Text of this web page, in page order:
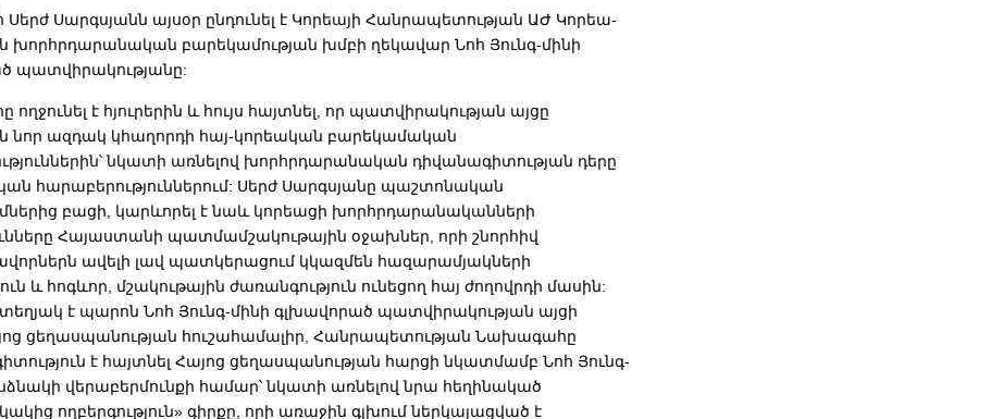
Սարգսյանն այսօր ընդունել է Կորեայի Հանրապետության ԱԺ Կորեա-
խորհրդարանական բարեկամության խմբի ղեկավար Նոհ Յունգ-մինի
պատվիրակությանը:
է հյուրերին և հույս հայտնել, որ պատվիրակության այցը
նոր ազդակ կհաղորդի հայ-կորեական բարեկամական
նկատի առնելով խորհրդարանական դիվանագիտության դերը
հարաբերություններում: Սերժ Սարգսյանը պաշտոնական
բացի, կարևորել է նաև կորեացի խորհրդարանականների
Հայաստանի պատմամշակութային օջախներ, որի շնորհիվ
ավելի լավ պատկերացում կկազմեն հազարամյակների
և հոգևոր, մշակութային ժառանգություն ունեցող հայ ժողովրդի մասին:
տեղյակ է պարոն Նոհ Յունգ-մինի գլխավորած պատվիրակության այցի
ցեղասպանության հուշահամալիր, Հանրապետության Նախագահը
է հայտնել Հայոց ցեղասպանության հարցի նկատմամբ Նոհ Յունգ-
վերաբերմունքի համար՝ նկատի առնելով նրա հեղինակած
ողբերգություն» գիրքը, որի առաջին գլխում ներկայացված է